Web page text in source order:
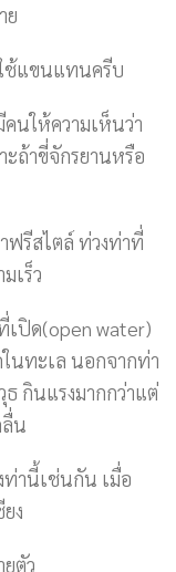
ย
ช้แขนแทนครีบ
นให้ความเห็นว่า
ะถ้าขี่จักรยานหรือ
รีสไตล์ ท่วงท่าที่
เร็ว
เปิด(open water)
นทะเล นอกจากท่า
กินแรงมากกว่าแต่
น
ท่านี้เช่นกัน เมื่อ
ง
ตัว